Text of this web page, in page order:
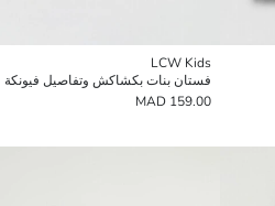
LCW Kids
فستان بنات بكشاكش وتفاصيل فيونكة
159.00 MAD